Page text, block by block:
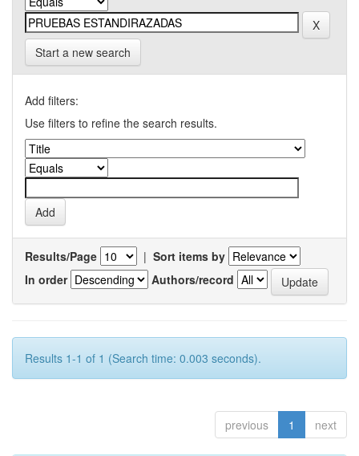
Start a new search
Add filters:
Use filters to refine the search results.
Results/Page | Sort items by
In order
Authors/record
Results 1-1 of 1 (Search time: 0.003 seconds).
previous 1 next